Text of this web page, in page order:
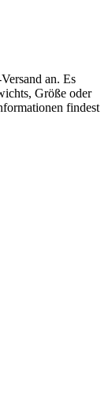
an. Es
Größe oder
findest